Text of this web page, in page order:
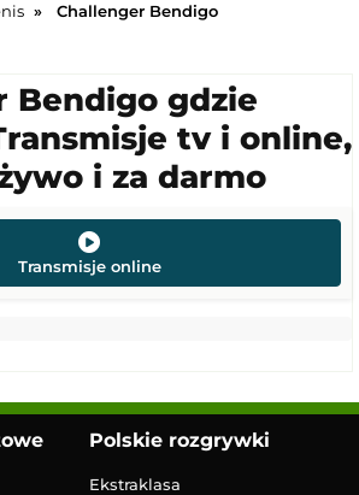
Challenger Bendigo
Bendigo gdzie
tv i online,
i za darmo
Transmisje online
Polskie rozgrywki
Ekstraklasa